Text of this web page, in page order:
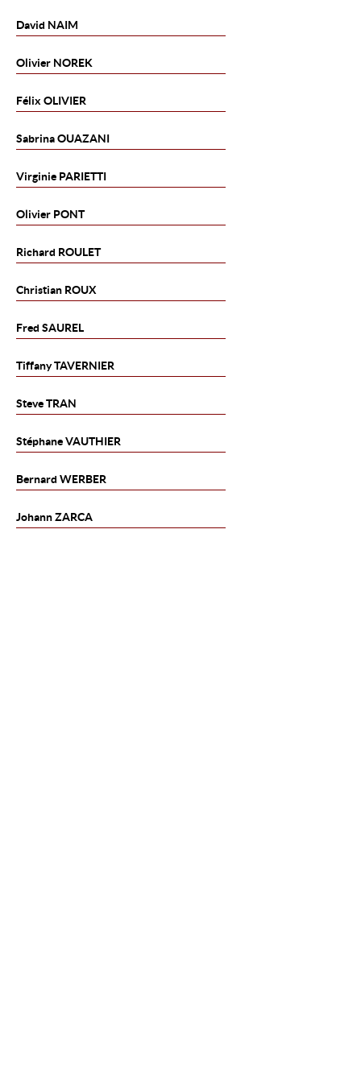
David NAIM
Olivier NOREK
Félix OLIVIER
SabrinaOUAZANI
Virginie PARIETTI
Olivier PONT
Richard ROULET
Christian ROUX
Fred SAUREL
TiffanyTAVERNIER
SteveTRAN
StéphaneVAUTHIER
Bernard WERBER
JohannZARCA